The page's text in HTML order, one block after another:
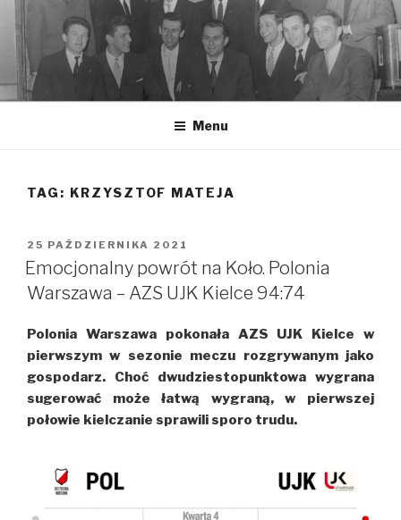
do
treści
Menu
TAG: KRZYSZTOF MATEJA
OPUBLIKOWANE
W
25 PAŹDZIERNIKA 2021
Emocjonalny powrót na Koło. Polonia
Warszawa – AZS UJK Kielce 94:74
Polonia Warszawa pokonała AZS UJK Kielce w
pierwszym w sezonie meczu rozgrywanym jako
gospodarz. Choć dwudziestopunktowa wygrana
sugerować może łatwą wygraną, w pierwszej
połowie kielczanie sprawili sporo trudu.